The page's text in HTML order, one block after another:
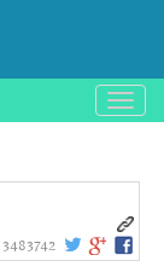
باز
و
کردن
3483742